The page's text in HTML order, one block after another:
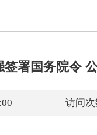
签署国务院令
访问